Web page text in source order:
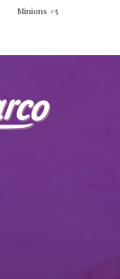
Minions #5